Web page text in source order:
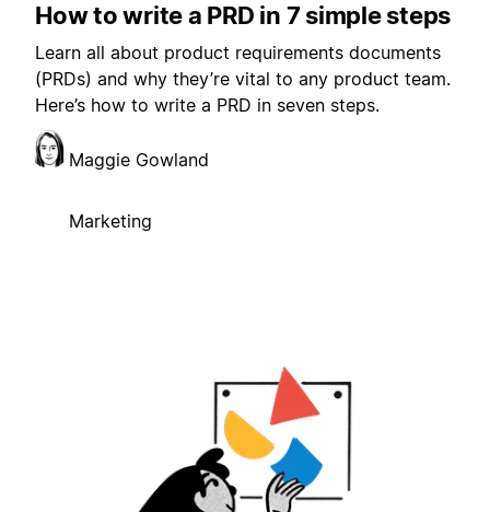
How to write a PRD in 7 simple steps
Learn all about product requirements documents
(PRDs) and why they’re vital to any product team.
Here’s how to write a PRD in seven steps.
Maggie Gowland
Marketing